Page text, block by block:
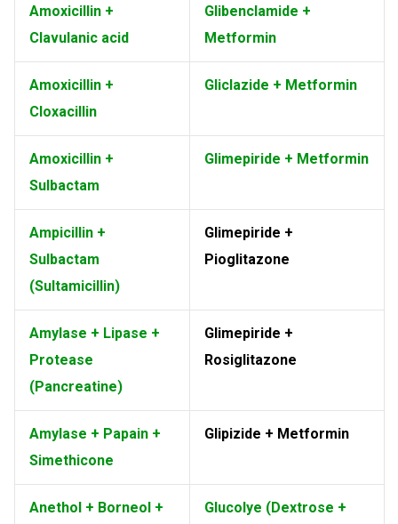
Amoxicillin +
Clavulanic acid
Glibenclamide +
Metformin
Amoxicillin +
Cloxacillin
Gliclazide + Metformin
Amoxicillin +
Sulbactam
Glimepiride + Metformin
Ampicillin +
Sulbactam
(Sultamicillin)
Glimepiride +
Pioglitazone
Amylase + Lipase +
Protease
(Pancreatine)
Glimepiride +
Rosiglitazone
Amylase + Papain +
Simethicone
Glipizide + Metformin
Anethol + Borneol +
Glucolye (Dextrose +